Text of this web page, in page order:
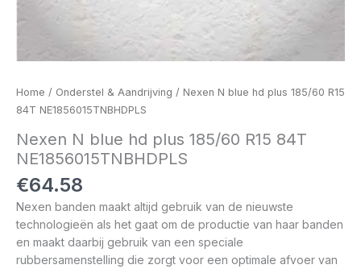
Home / Onderstel & Aandrijving / Nexen N blue hd plus 185/60 R15
84T NE1856015TNBHDPLS
Nexen N blue hd plus 185/60 R15 84T
NE1856015TNBHDPLS
€64.58
Nexen banden maakt altijd gebruik van de nieuwste
technologieën als het gaat om de productie van haar banden
en maakt daarbij gebruik van een speciale
rubbersamenstelling die zorgt voor een optimale afvoer van